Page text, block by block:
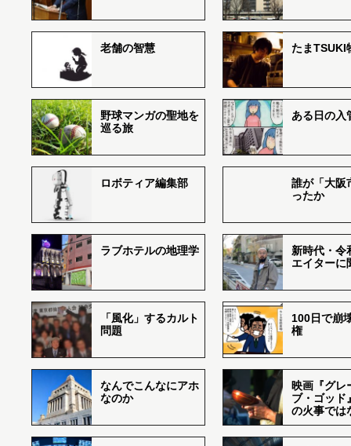
老舗の智慧 たまTSUKI
野球マンガの聖地を
巡る旅
ある日の入
ロボティア編集部
誰が「大阪
ったか
ラブホテルの地理学
新時代・令
エイターに
「風化」するカルト
問題
100日で崩
権
なんでこんなにアホ
なのか
映画『グレ
ブ・ゴッド
の火事では